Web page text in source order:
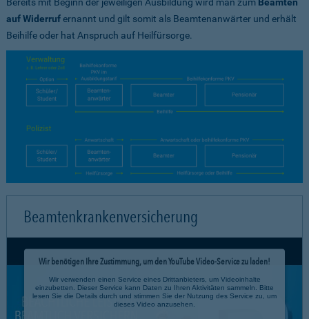
auf Widerrufernannt und gilt somit als Beamtenanwärter und erhält
Beihilfe oder hat Anspruch auf Heilfürsorge.
Beamtenkrankenversicherung
Wir benötigen Ihre Zustimmung, um den YouTube Video-Service zu laden!
Wir verwenden einen Service eines Drittanbieters, um Videoinhalte
einzubetten. Dieser Service kann Daten zu Ihren Aktivitäten sammeln. Bitte
lesen Sie die Details durch und stimmen Sie der Nutzung des Service zu, um
dieses Video anzusehen.